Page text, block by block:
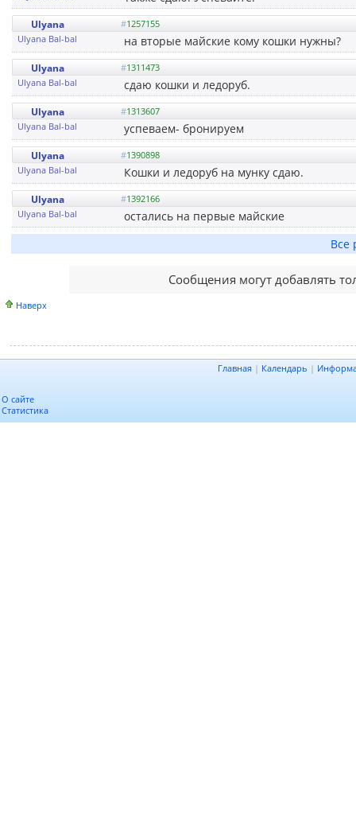
Ulyana #1257155
Ulyana Bal-bal
на вторые майские кому кошки нужны?
Ulyana #1311473
Ulyana Bal-bal
сдаю кошки и ледоруб.
Ulyana #1313607
Ulyana Bal-bal
успеваем- бронируем
Ulyana #1390898
Ulyana Bal-bal
Кошки и ледоруб на мунку сдаю.
Ulyana #1392166
Ulyana Bal-bal
остались на первые майские
Все
Сообщения могут добавлять
Наверх
Главная | Календарь |
О сайте
Статистика